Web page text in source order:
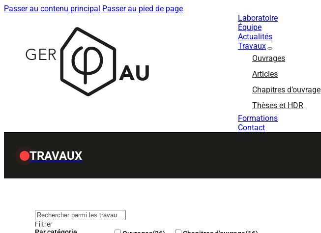
Passer au contenu principal Passer au pied de page
Laboratoire
Équipe
Actualités
Travaux
Ouvrages
Articles
Chapitres d’ouvrage
Thèses et HDR
Formations
Contact
TRAVAUX
Filtrer